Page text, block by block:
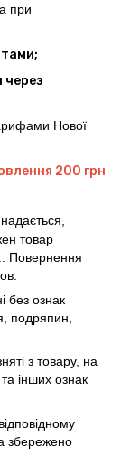
при
через
Нової
200 грн
надається,
товар
Повернення
без ознак
подряпин,
з товару, на
інших ознак
збережено